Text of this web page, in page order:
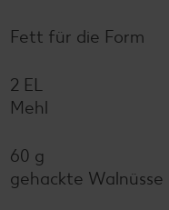
Fett für die Form
2 EL
Mehl
60 g
gehackte Walnüsse